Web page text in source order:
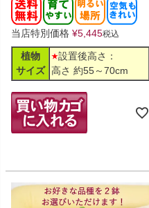
当店特別価格 ¥5,445税込
植物
サイズ
設置後高さ：
高さ 約55～70cm